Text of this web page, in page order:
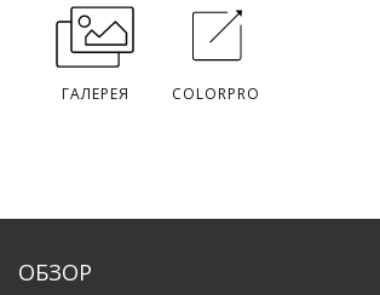
ГАЛЕРЕЯ COLORPRO
ОБЗОР